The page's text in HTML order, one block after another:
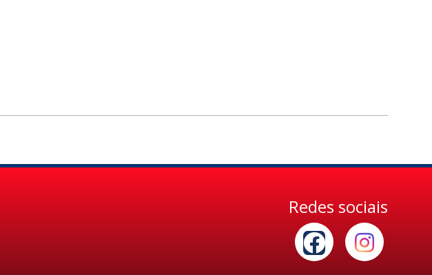
Redes sociais